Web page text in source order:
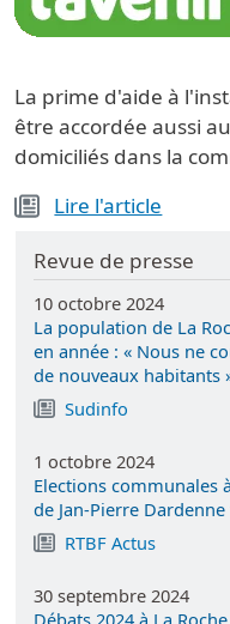
La prime d'aide à
être accordée aussi
domiciliés dans la
Lire l'article
Revue de presse
10 octobre 2024
La population de La
en année : « Nous ne
de nouveaux habitants
Sudinfo
1 octobre 2024
Elections communales
de Jan-Pierre
RTBF Actus
30 septembre 2024
Débats 2024 à La